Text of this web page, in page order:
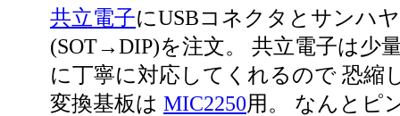
共立電子にUSBコネクタとサンハ
(SOT→DIP)を注文。 共立電子は少
に丁寧に対応してくれるので 恐縮
変換基板は MIC2250用。 なんとピ